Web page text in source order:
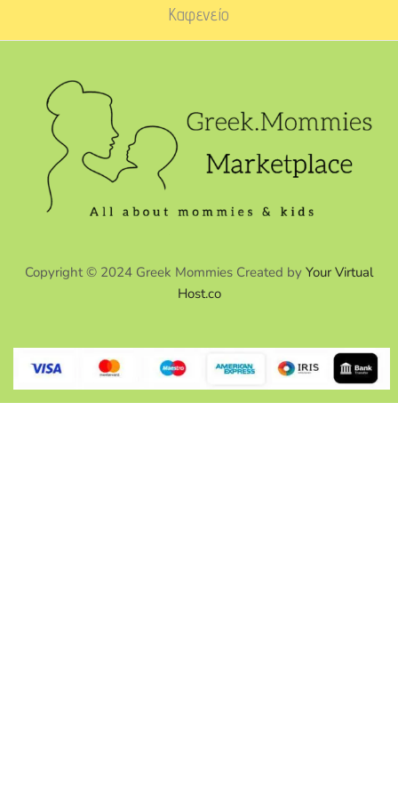
Καφενείο
Copyright © 2024 Greek Mommies Created by Your Virtual
Host.co